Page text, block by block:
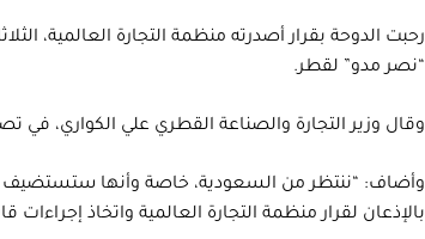
رحبت الدوحة بقرار أصدرته منظمة التجارة العالمية،
“نصر مدو” لقطر.
وقال وزير التجارة والصناعة القطري علي الكواري، في
وأضاف: “ننتظر من السعودية، خاصة وأنها ستستضيف
بالإذعان لقرار منظمة التجارة العالمية واتخاذ